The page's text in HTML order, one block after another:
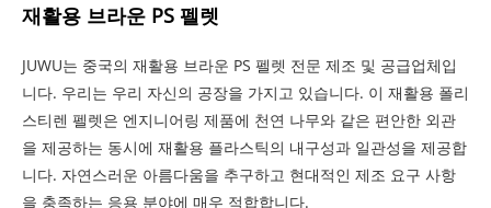
재활용 브라운 PS 펠렛
JUWU는 중국의 재활용 브라운 PS 펠렛 전문 제조 및 공급업체입
니다. 우리는 우리 자신의 공장을 가지고 있습니다. 이 재활용 폴리
스티렌 펠렛은 엔지니어링 제품에 천연 나무와 같은 편안한 외관
을 제공하는 동시에 재활용 플라스틱의 내구성과 일관성을 제공합
니다. 자연스러운 아름다움을 추구하고 현대적인 제조 요구 사항
을 충족하는 응용 분야에 매우 적합합니다.